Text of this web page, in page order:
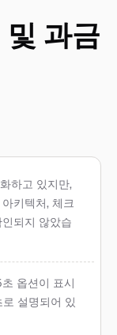
및 과금
하고 있지만,
키텍처, 체크
되지 않았습
옵션이 표시
설명되어 있